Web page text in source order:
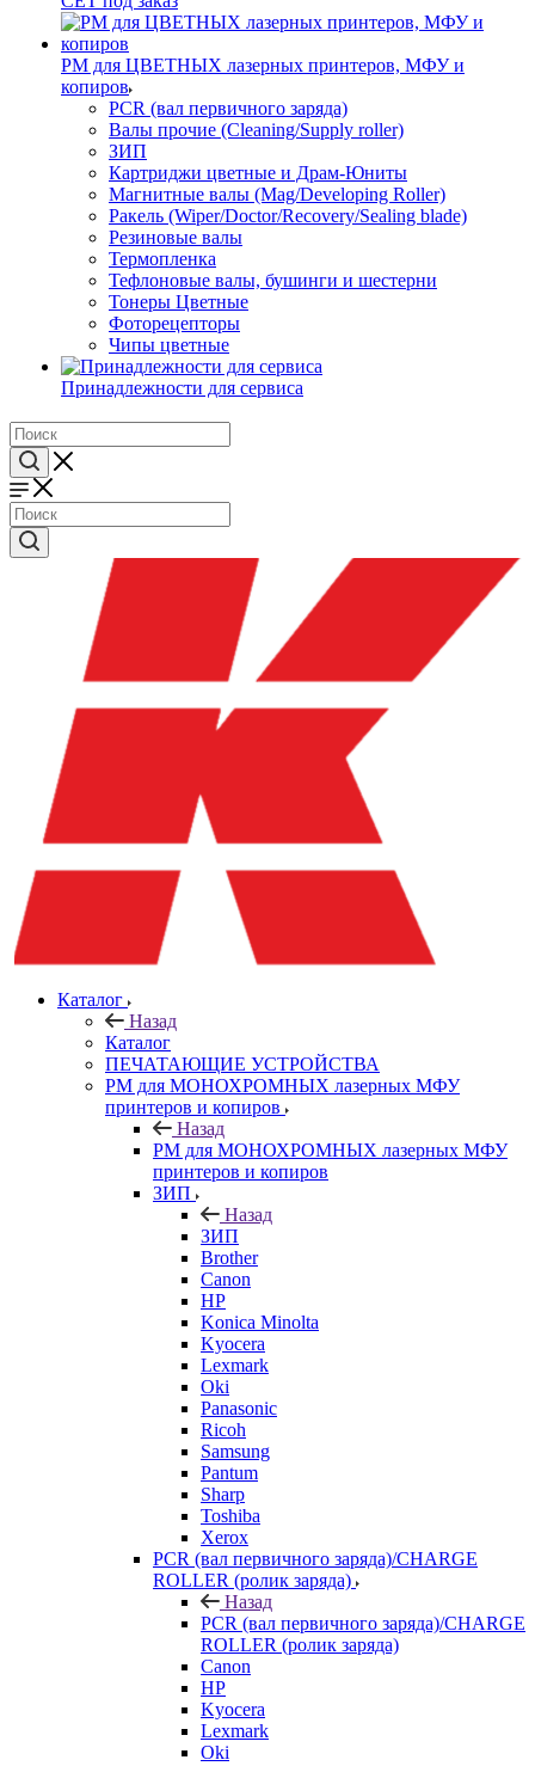
РМ для ЦВЕТНЫХ лазерных принтеров, МФУ и
копиров
PCR (вал первичного заряда)
Валы прочие (Cleaning/Supply roller)
ЗИП
Картриджи цветные и Драм-Юниты
Магнитные валы (Mag/Developing Roller)
Ракель (Wiper/Doctor/Recovery/Sealing blade)
Резиновые валы
Термопленка
Тефлоновые валы, бушинги и шестерни
Тонеры Цветные
Фоторецепторы
Чипы цветные
Принадлежности для сервиса
Каталог
Назад
Каталог
ПЕЧАТАЮЩИЕ УСТРОЙСТВА
РМ для МОНОХРОМНЫХ лазерных МФУ
принтеров и копиров
Назад
РМ для МОНОХРОМНЫХ лазерных МФУ
принтеров и копиров
ЗИП
Назад
ЗИП
Brother
Canon
HP
Konica Minolta
Kyocera
Lexmark
Oki
Panasonic
Ricoh
Samsung
Pantum
Sharp
Toshiba
Xerox
PCR (вал первичного заряда)/CHARGE
ROLLER (ролик заряда)
Назад
PCR (вал первичного заряда)/CHARGE
ROLLER (ролик заряда)
Canon
HP
Kyocera
Lexmark
Oki